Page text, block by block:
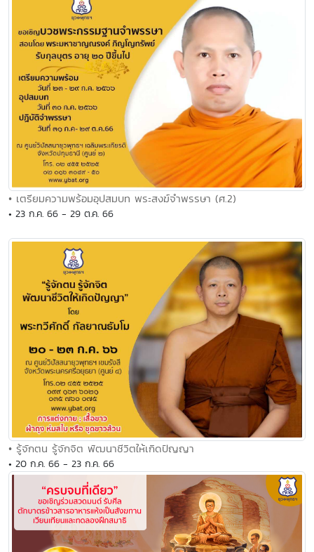
• เตรียมความพร้อมอุปสมบท พระสงฆ์จำพรรษา (ศ.2)
• 23 ก.ค. 66 - 29 ต.ค. 66
• รู้จักตน รู้จักจิต พัฒนาชีวิตให้เกิดปัญญา
• 20 ก.ค. 66 - 23 ก.ค. 66